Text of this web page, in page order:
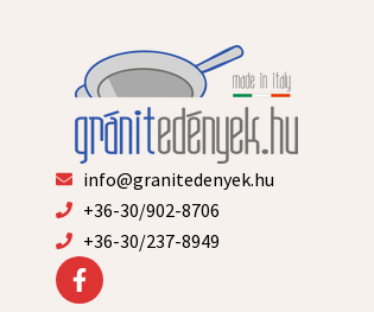
info@granitedenyek.hu
+36-30/902-8706
+36-30/237-8949
F
a